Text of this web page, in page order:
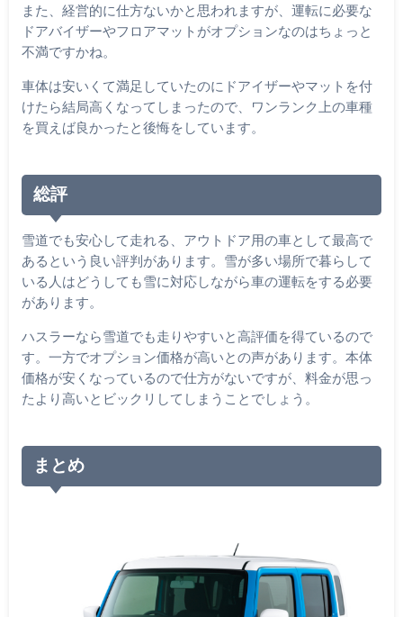
また、経営的に仕方ないかと思われますが、運転に必要な
ドアバイザーやフロアマットがオプションなのはちょっと
不満ですかね。
車体は安いくて満足していたのにドアイザーやマットを付
けたら結局高くなってしまったので、ワンランク上の車種
を買えば良かったと後悔をしています。
総評
雪道でも安心して走れる、アウトドア用の車として最高で
あるという良い評判があります。雪が多い場所で暮らして
いる人はどうしても雪に対応しながら車の運転をする必要
があります。
ハスラーなら雪道でも走りやすいと高評価を得ているので
す。一方でオプション価格が高いとの声があります。本体
価格が安くなっているので仕方がないですが、料金が思っ
たより高いとビックリしてしまうことでしょう。
まとめ